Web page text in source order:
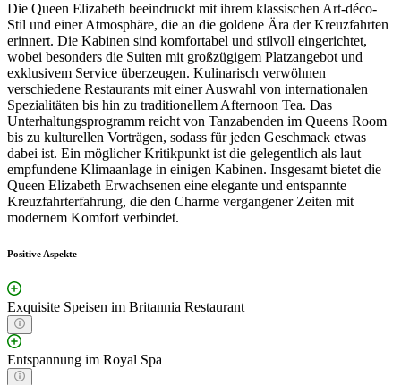
Die Queen Elizabeth beeindruckt mit ihrem klassischen Art-déco-
Stil und einer Atmosphäre, die an die goldene Ära der Kreuzfahrten
erinnert. Die Kabinen sind komfortabel und stilvoll eingerichtet,
wobei besonders die Suiten mit großzügigem Platzangebot und
exklusivem Service überzeugen. Kulinarisch verwöhnen
verschiedene Restaurants mit einer Auswahl von internationalen
Spezialitäten bis hin zu traditionellem Afternoon Tea. Das
Unterhaltungsprogramm reicht von Tanzabenden im Queens Room
bis zu kulturellen Vorträgen, sodass für jeden Geschmack etwas
dabei ist. Ein möglicher Kritikpunkt ist die gelegentlich als laut
empfundene Klimaanlage in einigen Kabinen. Insgesamt bietet die
Queen Elizabeth Erwachsenen eine elegante und entspannte
Kreuzfahrterfahrung, die den Charme vergangener Zeiten mit
modernem Komfort verbindet.
Positive Aspekte
Exquisite Speisen im Britannia Restaurant
Entspannung im Royal Spa